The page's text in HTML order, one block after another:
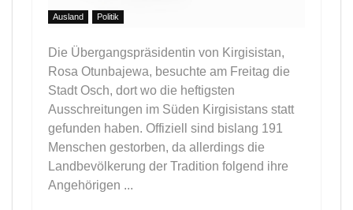
Ausland Politik
Die Übergangspräsidentin von Kirgisistan,
Rosa Otunbajewa, besuchte am Freitag die
Stadt Osch, dort wo die heftigsten
Ausschreitungen im Süden Kirgisistans statt
gefunden haben. Offiziell sind bislang 191
Menschen gestorben, da allerdings die
Landbevölkerung der Tradition folgend ihre
Angehörigen ...